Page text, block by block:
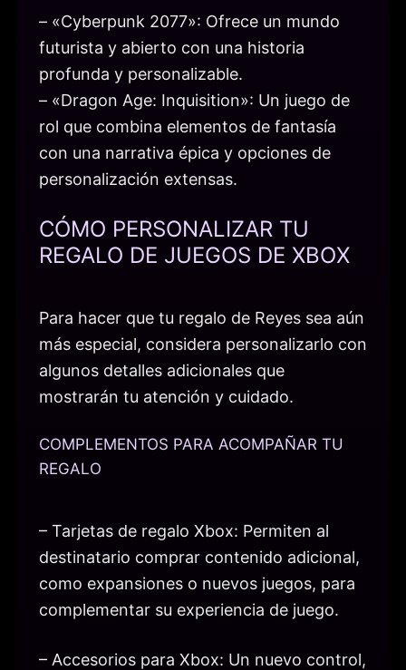
– «Cyberpunk 2077»: Ofrece un mundo
futurista y abierto con una historia
profunda y personalizable.
– «Dragon Age: Inquisition»: Un juego de
rol que combina elementos de fantasía
con una narrativa épica y opciones de
personalización extensas.
CÓMO PERSONALIZAR TU
REGALO DE JUEGOS DE XBOX
Para hacer que tu regalo de Reyes sea aún
más especial, considera personalizarlo con
algunos detalles adicionales que
mostrarán tu atención y cuidado.
COMPLEMENTOS PARA ACOMPAÑAR TU
REGALO
– Tarjetas de regalo Xbox: Permiten al
destinatario comprar contenido adicional,
como expansiones o nuevos juegos, para
complementar su experiencia de juego.
– Accesorios para Xbox: Un nuevo control,